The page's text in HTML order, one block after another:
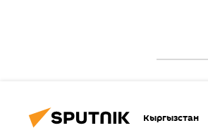
Кыргызстан